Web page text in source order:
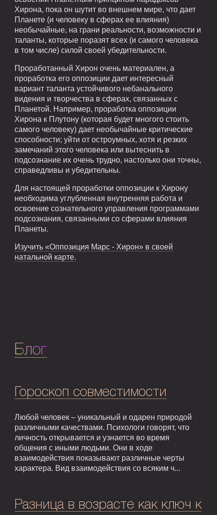
Хирона, пока он шутит во внешнем мире, что дает
Планете (и человеку в сферах ее влияния)
необычайные, на грани реальности, возможности и
таланты, которые поразят всех (и самого человека
в том числе) силой своей убедительности.
Проработанный Хирон очень материален, а
проработка его оппозиции дает интересный
вариант таланта устойчивого небанального
видения и творчества в сферах, связанных с
Планетой. Например, проработка оппозиции
Хирона к Плутону (которая будет многого стоить
самого человеку) дает необычайные критические
способности; уйти от остроумных, хотя и резких
замечаний этого человека или вытеснить в
подсознание их очень трудно, настолько они точны,
справедливы и убедительны.
Для настоящей проработки оппозиции к Хирону
необходима углубленная внутренняя работа и
освоение сознательного управления программами
подсознания, связанными со сферами влияния
Планеты.
Изучить «Оппозиция Марс - Хирон» в своей
натальной карте.
Блог
Гороскоп совместимости
Любой человек – уникальный и одарен природой
различными качествами. Психологи говорят, что
личность открывается и узнается во время
общения с иными людьми. Они в ходе
взаимодействия показывают различные черты
характера. Вид взаимодействия со всяким ч...
Разница в возрасте как ключ к